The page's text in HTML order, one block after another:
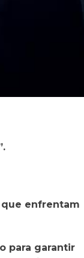
enfrentam
para garantir